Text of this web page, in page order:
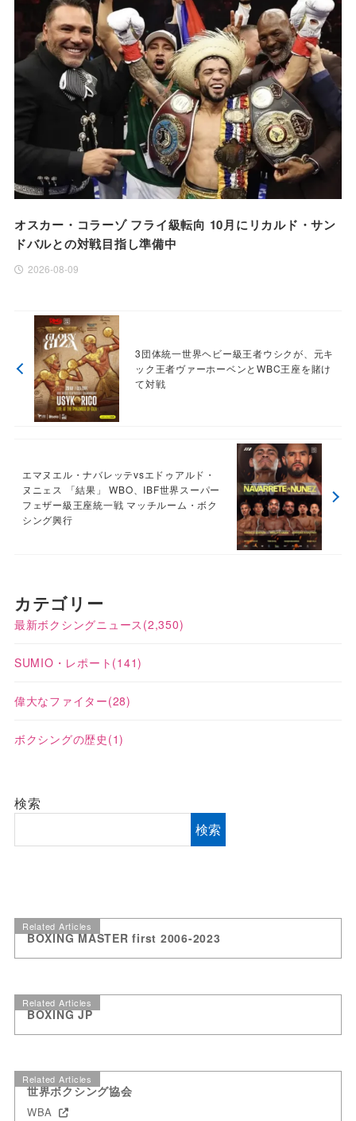
オスカー・コラーゾ フライ級転向 10月にリカルド・サン
ドバルとの対戦目指し準備中
2026-08-09
3団体統一世界ヘビー級王者ウシクが、元キ
ック王者ヴァーホーベンとWBC王座を賭け
て対戦
エマヌエル・ナバレッテvsエドゥアルド・
ヌニェス 「結果」 WBO、IBF世界スーパー
フェザー級王座統一戦 マッチルーム・ボク
シング興行
カテゴリー
最新ボクシングニュース (2,350)
SUMIO・レポート (141)
偉大なファイター(28)
ボクシングの歴史 (1)
検索
検索
Related Articles
BOXING MASTER first 2006-2023
Related Articles
BOXING JP
Related Articles
世界ボクシング協会
WBA